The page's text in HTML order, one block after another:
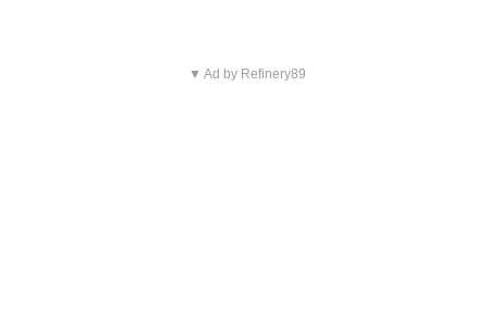
▼ Ad by Refinery89